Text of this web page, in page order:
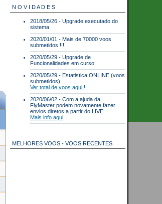
N O V I D A D E S
2018/05/26 - Upgrade executado do
sistema
2020/01/01 - Mais de 70000 voos
submetidos !!!
2020/05/29 - Upgrade de
Funcionalidades em curso
2020/05/29 - Estatistica ONLINE (voos
submetidos)
Ver total de voos aqui !
2020/06/02 - Com a ajuda da
FlyMaster podem novamente fazer
envios diretos a partir do LIVE
Mais info aqui
MELHORES VOOS - VOOS RECENTES